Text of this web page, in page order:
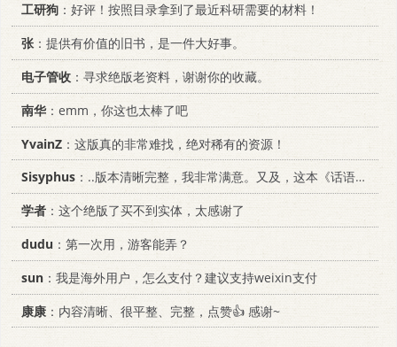
工研狗 ：好评！按照目录拿到了最近科研需要的材料！
张：提供有价值的旧书，是一件大好事。
电子管收 ：寻求绝版老资料，谢谢你的收藏。
南华：emm，你这也太棒了吧
YvainZ ：这版真的非常难找，绝对稀有的资源！
Sisyphus ：..版本清晰完整，我非常满意。又及，这本《话语的真相》...
学者 ：这个绝版了买不到实体，太感谢了
dudu ：第一次用，游客能弄？
sun ：我是海外用户，怎么支付？建议支持weixin支付
康康 ：内容清晰、很平整、完整，点赞👍 感谢~